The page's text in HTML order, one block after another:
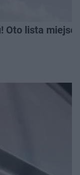
Oto lista miejsc